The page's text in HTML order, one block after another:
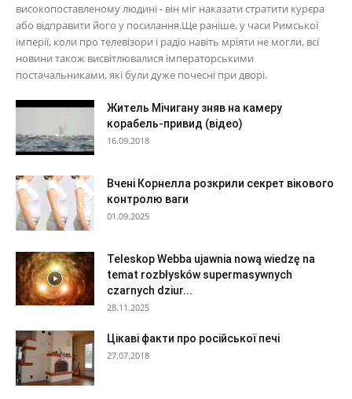
високопоставленому людині - він міг наказати стратити курєра
або відправити його у посилання.Ще раніше, у часи Римської
імперії, коли про телевізори і радіо навіть мріяти не могли, всі
новини також висвітлювалися імператорськими
постачальниками, які були дуже почесні при дворі.
Житель Мічигану зняв на камеру
корабель-привид (відео)
16.09.2018
Вчені Корнелла розкрили секрет вікового
контролю ваги
01.09.2025
Teleskop Webba ujawnia nową wiedzę na
temat rozbłysków supermasywnych
czarnych dziur...
28.11.2025
Цікаві факти про російської печі
27.07.2018